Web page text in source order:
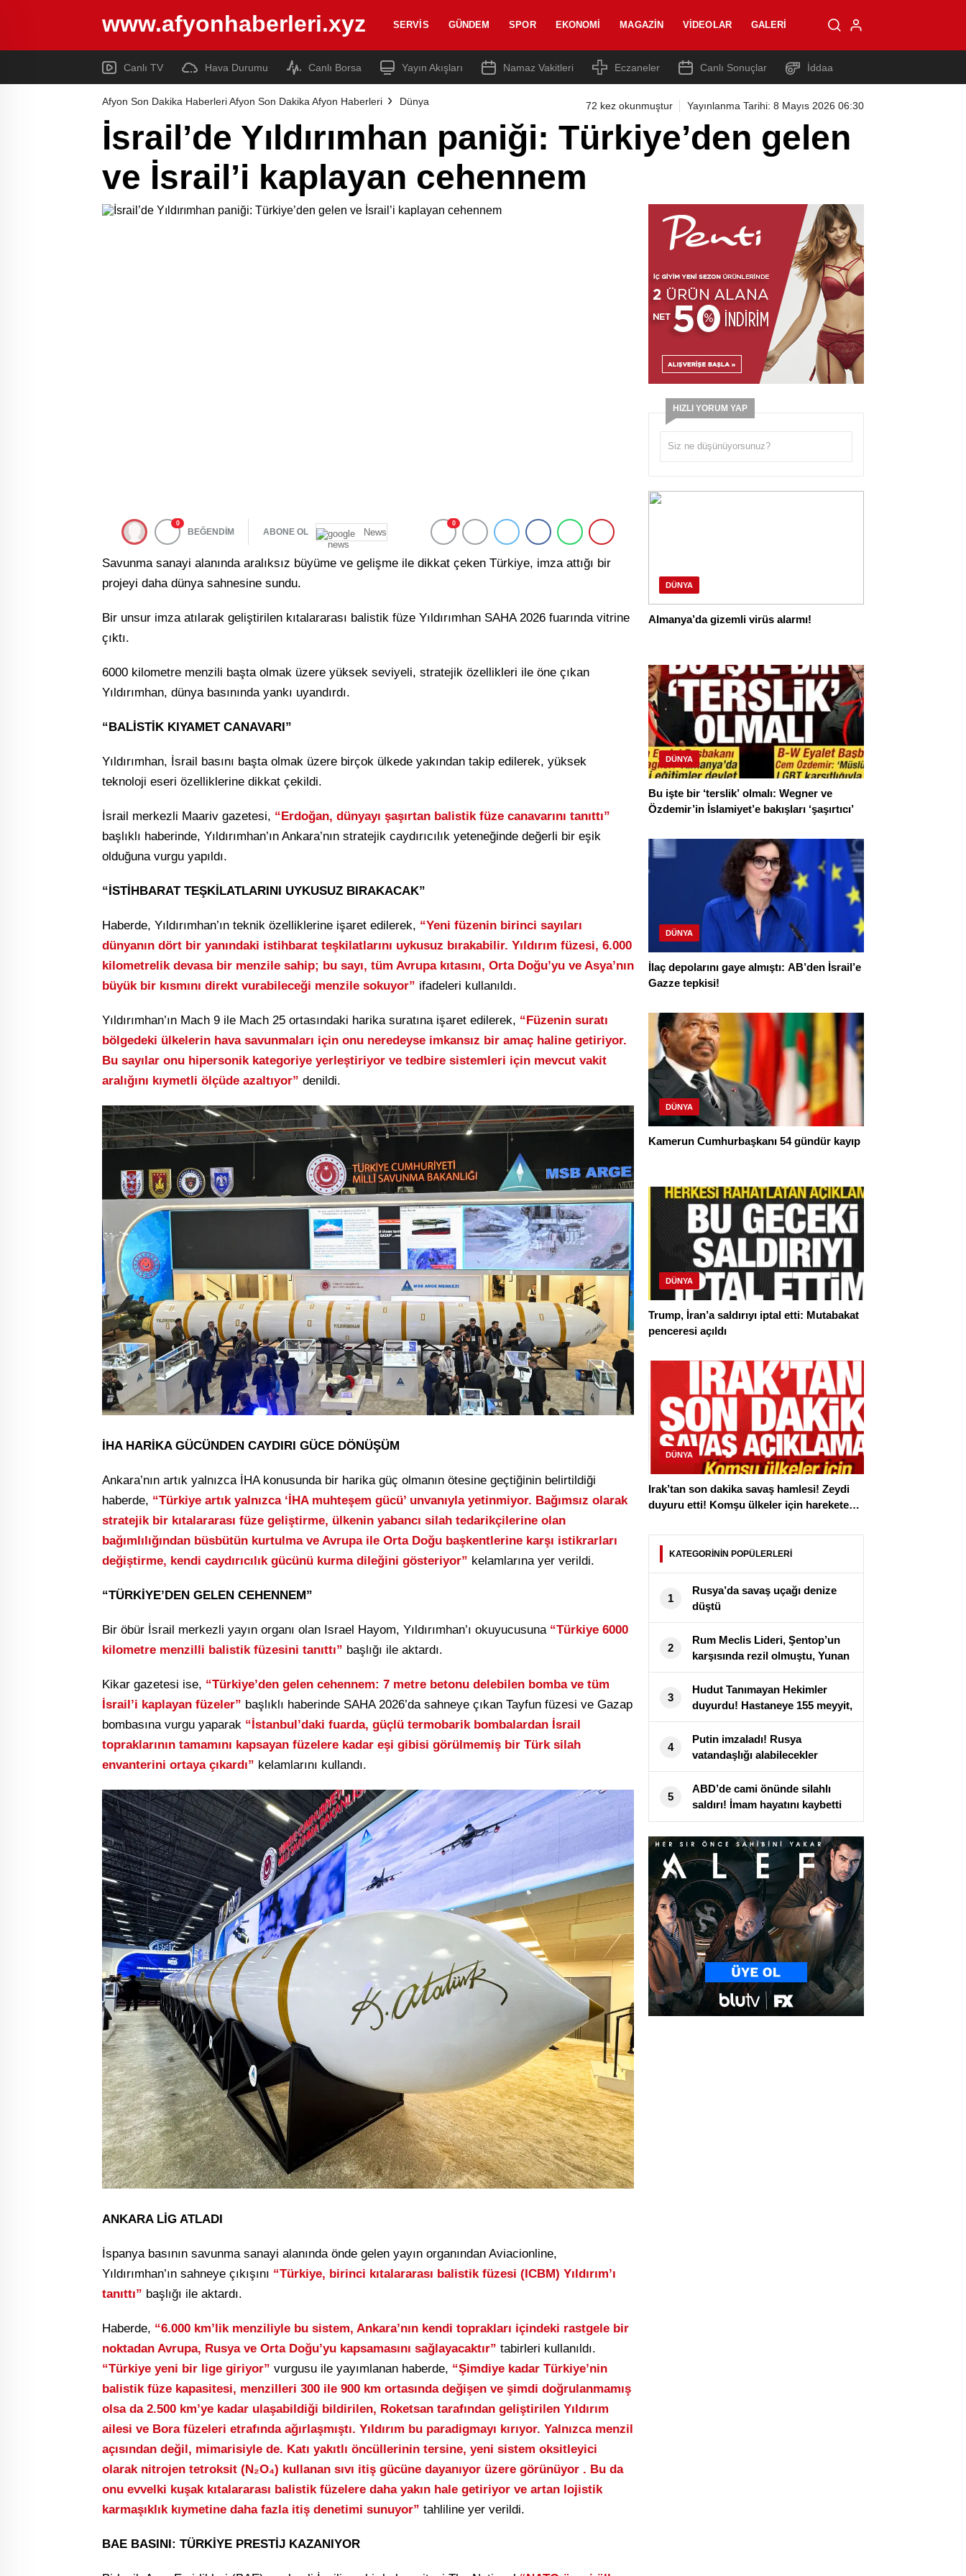
www.afyonhaberleri.xyz SERVIS GÜNDEM SPOR EKONOMI MAGAZIN VIDEOLAR GALERI
Canlı TV Hava Durumu Canlı Borsa Yayın Akışları Namaz Vakitleri Eczaneler Canlı Sonuçlar İddaa
Afyon Son Dakika Haberleri Afyon Son Dakika Afyon Haberleri Dünya 72 kez okunmuştur Yayınlanma Tarihi: 8 Mayıs 2026 06:30
İsrail’de Yıldırımhan paniği: Türkiye’den gelen
ve İsrail’i kaplayan cehennem
0
BEĞENDİM ABONE OL News
0
Savunma sanayi alanında aralıksız büyüme ve gelişme ile dikkat çeken Türkiye, imza attığı bir
projeyi daha dünya sahnesine sundu.
Bir unsur imza atılarak geliştirilen kıtalararası balistik füze Yıldırımhan SAHA 2026 fuarında vitrine
çıktı.
6000 kilometre menzili başta olmak üzere yüksek seviyeli, stratejik özellikleri ile öne çıkan
Yıldırımhan, dünya basınında yankı uyandırdı.
“BALİSTİK KIYAMET CANAVARI”
Yıldırımhan, İsrail basını başta olmak üzere birçok ülkede yakından takip edilerek, yüksek
teknoloji eseri özelliklerine dikkat çekildi.
İsrail merkezli Maariv gazetesi, “Erdoğan, dünyayı şaşırtan balistik füze canavarını tanıttı”
başlıklı haberinde, Yıldırımhan’ın Ankara’nın stratejik caydırıcılık yeteneğinde değerli bir eşik
olduğuna vurgu yapıldı.
“İSTİHBARAT TEŞKİLATLARINI UYKUSUZ BIRAKACAK”
Haberde, Yıldırımhan’ın teknik özelliklerine işaret edilerek, “Yeni füzenin birinci sayıları
dünyanın dört bir yanındaki istihbarat teşkilatlarını uykusuz bırakabilir. Yıldırım füzesi, 6.000
kilometrelik devasa bir menzile sahip; bu sayı, tüm Avrupa kıtasını, Orta Doğu’yu ve Asya’nın
büyük bir kısmını direkt vurabileceği menzile sokuyor” ifadeleri kullanıldı.
Yıldırımhan’ın Mach 9 ile Mach 25 ortasındaki harika suratına işaret edilerek, “Füzenin suratı
bölgedeki ülkelerin hava savunmaları için onu neredeyse imkansız bir amaç haline getiriyor.
Bu sayılar onu hipersonik kategoriye yerleştiriyor ve tedbire sistemleri için mevcut vakit
aralığını kıymetli ölçüde azaltıyor” denildi.
İHA HARİKA GÜCÜNDEN CAYDIRI GÜCE DÖNÜŞÜM
Ankara’nın artık yalnızca İHA konusunda bir harika güç olmanın ötesine geçtiğinin belirtildiği
haberde, “Türkiye artık yalnızca ‘İHA muhteşem gücü’ unvanıyla yetinmiyor. Bağımsız olarak
stratejik bir kıtalararası füze geliştirme, ülkenin yabancı silah tedarikçilerine olan
bağımlılığından büsbütün kurtulma ve Avrupa ile Orta Doğu başkentlerine karşı istikrarları
değiştirme, kendi caydırıcılık gücünü kurma dileğini gösteriyor” kelamlarına yer verildi.
“TÜRKİYE’DEN GELEN CEHENNEM”
Bir öbür İsrail merkezli yayın organı olan Israel Hayom, Yıldırımhan’ı okuyucusuna “Türkiye 6000
kilometre menzilli balistik füzesini tanıttı” başlığı ile aktardı.
Kikar gazetesi ise, “Türkiye’den gelen cehennem: 7 metre betonu delebilen bomba ve tüm
İsrail’i kaplayan füzeler” başlıklı haberinde SAHA 2026’da sahneye çıkan Tayfun füzesi ve Gazap
bombasına vurgu yaparak “İstanbul’daki fuarda, güçlü termobarik bombalardan İsrail
topraklarının tamamını kapsayan füzelere kadar eşi gibisi görülmemiş bir Türk silah
envanterini ortaya çıkardı” kelamlarını kullandı.
ANKARA LİG ATLADI
İspanya basının savunma sanayi alanında önde gelen yayın organından Aviacionline,
Yıldırımhan’ın sahneye çıkışını “Türkiye, birinci kıtalararası balistik füzesi (ICBM) Yıldırım’ı
tanıttı” başlığı ile aktardı.
Haberde, “6.000 km’lik menziliyle bu sistem, Ankara’nın kendi toprakları içindeki rastgele bir
noktadan Avrupa, Rusya ve Orta Doğu’yu kapsamasını sağlayacaktır” tabirleri kullanıldı.
“Türkiye yeni bir lige giriyor” vurgusu ile yayımlanan haberde, “Şimdiye kadar Türkiye’nin
balistik füze kapasitesi, menzilleri 300 ile 900 km ortasında değişen ve şimdi doğrulanmamış
olsa da 2.500 km’ye kadar ulaşabildiği bildirilen, Roketsan tarafından geliştirilen Yıldırım
ailesi ve Bora füzeleri etrafında ağırlaşmıştı. Yıldırım bu paradigmayı kırıyor. Yalnızca menzil
açısından değil, mimarisiyle de. Katı yakıtlı öncüllerinin tersine, yeni sistem oksitleyici
olarak nitrojen tetroksit (N₂O₄) kullanan sıvı itiş gücüne dayanıyor üzere görünüyor . Bu da
onu evvelki kuşak kıtalararası balistik füzelere daha yakın hale getiriyor ve artan lojistik
karmaşıklık kıymetine daha fazla itiş denetimi sunuyor” tahliline yer verildi.
BAE BASINI: TÜRKİYE PRESTİJ KAZANIYOR
HIZLI YORUM YAP
DÜNYA
Almanya’da gizemli virüs alarmı!
DÜNYA
Bu işte bir ‘terslik’ olmalı: Wegner ve
Özdemir’in İslamiyet’e bakışları ‘şaşırtıcı’
DÜNYA
İlaç depolarını gaye almıştı: AB’den İsrail’e
Gazze tepkisi!
DÜNYA
Kamerun Cumhurbaşkanı 54 gündür kayıp
DÜNYA
Trump, İran’a saldırıyı iptal etti: Mutabakat
penceresi açıldı
DÜNYA
Irak’tan son dakika savaş hamlesi! Zeydi
duyuru etti! Komşu ülkeler için harekete
KATEGORİNİN POPÜLERLERİ
1
Rusya’da savaş uçağı denize
düştü
2
Rum Meclis Lideri, Şentop’un
karşısında rezil olmuştu, Yunan
basını isyan etti
3
Hudut Tanımayan Hekimler
duyurdu! Hastaneye 155 meyyit,
357 yaralı getirildi
4
Putin imzaladı! Rusya
vatandaşlığı alabilecekler
5
ABD’de cami önünde silahlı
saldırı! İmam hayatını kaybetti